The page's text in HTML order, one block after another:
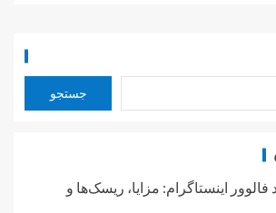
جستجو
اینستاگرام: مزایا، ریسک‌ها و